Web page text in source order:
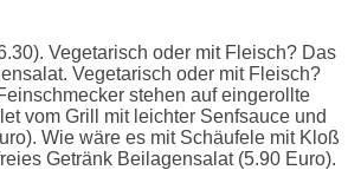
Vegetarisch oder mit Fleisch? Das
Vegetarisch oder mit Fleisch?
stehen auf eingerollte
vom Grill mit leichter Senfsauce und
Wie wäre es mit Schäufele mit Kloß
Getränk Beilagensalat (5.90 Euro).